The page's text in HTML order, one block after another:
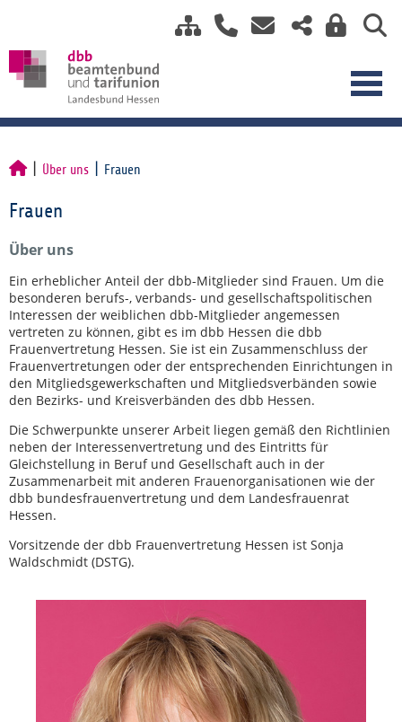
Über uns Frauen
Frauen
Über uns
Ein erheblicher Anteil der dbb-Mitglieder sind Frauen. Um die
besonderen berufs-, verbands- und gesellschaftspolitischen
Interessen der weiblichen dbb-Mitglieder angemessen
vertreten zu können, gibt es im dbb Hessen die dbb
Frauenvertretung Hessen. Sie ist ein Zusammenschluss der
Frauenvertretungen oder der entsprechenden Einrichtungen in
den Mitgliedsgewerkschaften und Mitgliedsverbänden sowie
den Bezirks- und Kreisverbänden des dbb Hessen.
Die Schwerpunkte unserer Arbeit liegen gemäß den Richtlinien
neben der Interessenvertretung und des Eintritts für
Gleichstellung in Beruf und Gesellschaft auch in der
Zusammenarbeit mit anderen Frauenorganisationen wie der
dbb bundesfrauenvertretung und dem Landesfrauenrat
Hessen.
Vorsitzende der dbb Frauenvertretung Hessen ist Sonja
Waldschmidt (DSTG).